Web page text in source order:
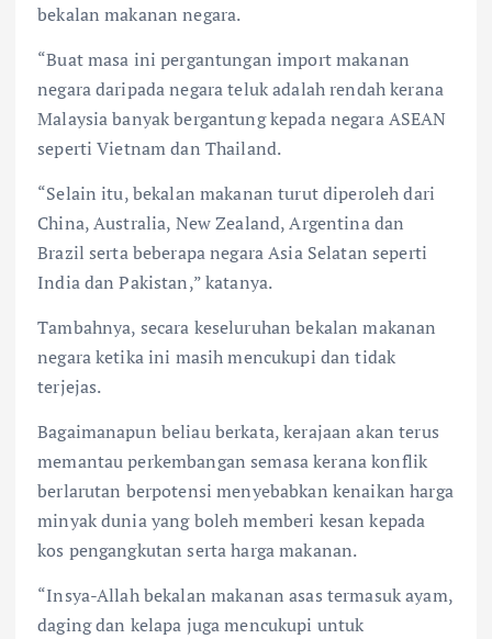
bekalan makanan negara.
“Buat masa ini pergantungan import makanan
negara daripada negara teluk adalah rendah kerana
Malaysia banyak bergantung kepada negara ASEAN
seperti Vietnam dan Thailand.
“Selain itu, bekalan makanan turut diperoleh dari
China, Australia, New Zealand, Argentina dan
Brazil serta beberapa negara Asia Selatan seperti
India dan Pakistan,” katanya.
Tambahnya, secara keseluruhan bekalan makanan
negara ketika ini masih mencukupi dan tidak
terjejas.
Bagaimanapun beliau berkata, kerajaan akan terus
memantau perkembangan semasa kerana konflik
berlarutan berpotensi menyebabkan kenaikan harga
minyak dunia yang boleh memberi kesan kepada
kos pengangkutan serta harga makanan.
“Insya-Allah bekalan makanan asas termasuk ayam,
daging dan kelapa juga mencukupi untuk